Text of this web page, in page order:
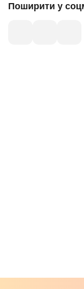
Поширити у